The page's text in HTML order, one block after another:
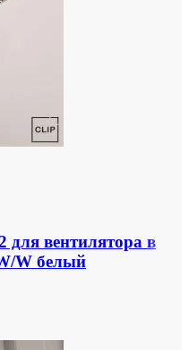
вентилятора в
W белый